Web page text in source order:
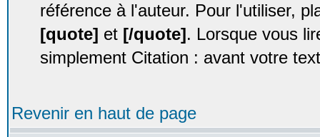
référence à l'auteur. Pour l'utiliser,
[quote] et [/quote]. Lorsque vous
simplement Citation : avant votre
Revenir en haut de page